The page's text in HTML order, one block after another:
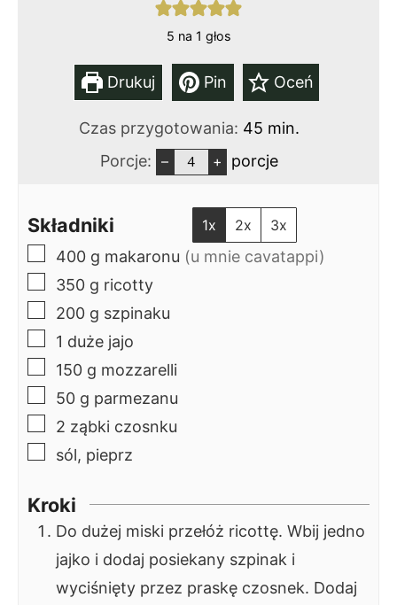
5 na 1 głos
Drukuj Pin Oceń
Czas przygotowania: 45min.
min.
Porcje:
– + porcje
Składniki 1x 2x 3x
▢
400 g makaronu (u mnie cavatappi)
▢
350 g ricotty
▢
200 g szpinaku
▢
1 duże jajo
▢
150 g mozzarelli
▢
50 g parmezanu
▢
2 ząbki czosnku
▢
sól, pieprz
Kroki
Do dużej miski przełóż ricottę. Wbij jedno
jajko i dodaj posiekany szpinak i
wyciśnięty przez praskę czosnek. Dodaj